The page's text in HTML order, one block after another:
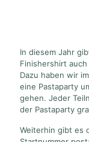
In diesem Jahr
Finishershirt
Dazu haben wir
eine Pastaparty
gehen. Jeder
der Pastaparty
Weiterhin gibt es